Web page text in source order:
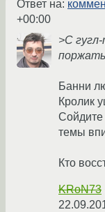
Ответ на:
+00:00
>С
поржать
Банни
Кролик
Сойдите
темы
Кто
KRoN73